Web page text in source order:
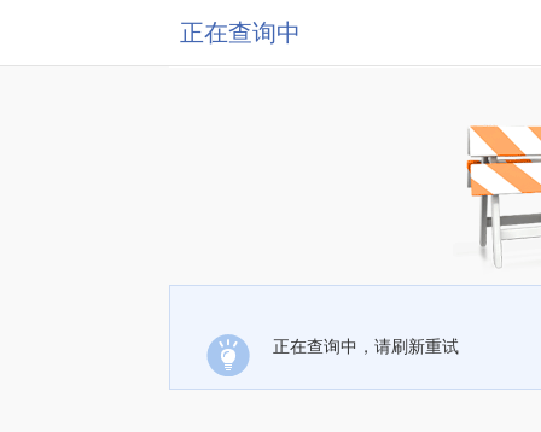
正在查询中
正在查询中，请刷新重试